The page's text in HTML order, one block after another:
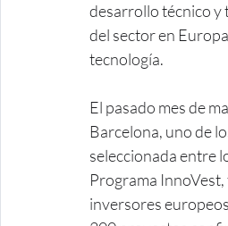
desarrollo técnico y
del sector en
tecnología.
El pasado mes de
Barcelona, uno de
seleccionada entre
Programa
inversores